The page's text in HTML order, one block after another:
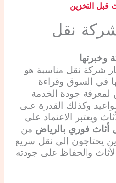
قبل التخزين
شركة نقل
وخبرتها
شركة نقل مناسبة هو
في السوق وقراءة
لمعرفة جودة الخدمة
وكذلك القدرة على
ويعتبر الاعتماد على
أثاث فوري بالرياض من
يحتاجون إلى نقل سريع
والحفاظ على جودته